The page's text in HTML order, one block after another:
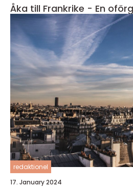
Åka till Frankrike - En
redaktionel
17. January 2024